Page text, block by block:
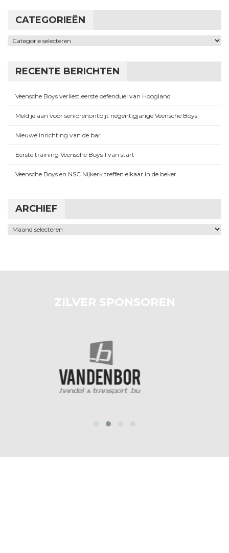
CATEGORIEËN
Categorieën
RECENTE BERICHTEN
Veensche Boys verliest eerste oefenduel van Hoogland
Meld je aan voor seniorenontbijt negentigjarige Veensche Boys
Nieuwe inrichting van de bar
Eerste training Veensche Boys 1 van start
Veensche Boys en NSC Nijkerk treffen elkaar in de beker
ARCHIEF
Archief
ZILVER SPONSOREN
prev